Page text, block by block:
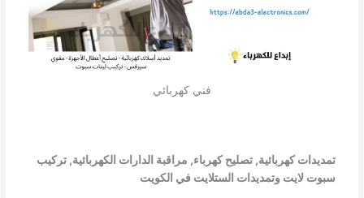
فني كهربائي
تمديدات كهربائية, تصليح كهرباء, مراقبة الدارات الكهربائية, تركيب
سبوت لايت وتمديدات الستلايت في الكويت